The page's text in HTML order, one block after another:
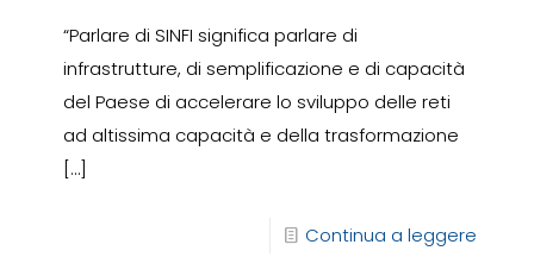
“Parlare di SINFI significa parlare di
infrastrutture, di semplificazione e di capacità
del Paese di accelerare lo sviluppo delle reti
ad altissima capacità e della trasformazione
[…]
Continua a leggere